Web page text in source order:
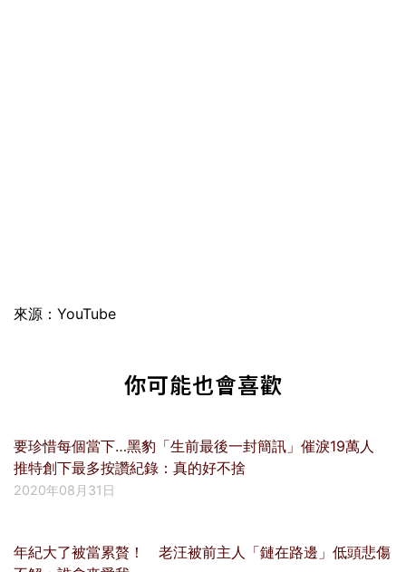
來源：YouTube
你可能也會喜歡
要珍惜每個當下…黑豹「生前最後一封簡訊」催淚19萬人
推特創下最多按讚紀錄：真的好不捨
2020年08月31日
年紀大了被當累贅！ 老汪被前主人「鏈在路邊」低頭悲傷